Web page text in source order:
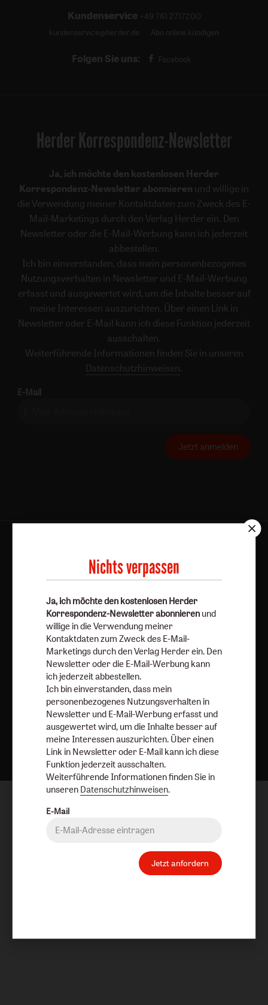
Kundenservice +49 761 2717200
kundenservice@herder.de
Abo online kündigen
Folgen Sie uns: Facebook
Herder Korrespondenz-Newsletter
Ja, ich möchte den kostenlosen Herder
Korrespondenz-Newsletter abonnieren und willige in
die Verwendung meiner Kontaktdaten zum Zweck des E-
Mail-Marketings durch den Verlag Herder ein. Den
Newsletter oder die E-Mail-Werbung kann ich jederzeit
abbestellen.
Ich bin einverstanden, dass mein personenbezogenes
Nutzungsverhalten in Newsletter und E-Mail-Werbung
erfasst und ausgewertet wird, um die Inhalte besser auf
meine Interessen auszurichten. Über einen Link in
Newsletter oder E-Mail kann ich diese Funktion jederzeit
ausschalten.
Weiterführende Informationen finden Sie in unseren
Datenschutzhinweisen .
E-Mail
Jetzt anmelden
Barrierefreiheit
Impressum
Vertrag widerrufen Abo online kündigen
Nach oben
Nichts verpassen
Ja, ich möchte den kostenlosen Herder
Korrespondenz-Newsletter abonnieren und
willige in die Verwendung meiner
Kontaktdaten zum Zweck des E-Mail-
Marketings durch den Verlag Herder ein. Den
Newsletter oder die E-Mail-Werbung kann
ich jederzeit abbestellen.
Ich bin einverstanden, dass mein
personenbezogenes Nutzungsverhalten in
Newsletter und E-Mail-Werbung erfasst und
ausgewertet wird, um die Inhalte besser auf
meine Interessen auszurichten. Über einen
Link in Newsletter oder E-Mail kann ich diese
Funktion jederzeit ausschalten.
Weiterführende Informationen finden Sie in
unseren Datenschutzhinweisen.
E-Mail
Jetzt anfordern